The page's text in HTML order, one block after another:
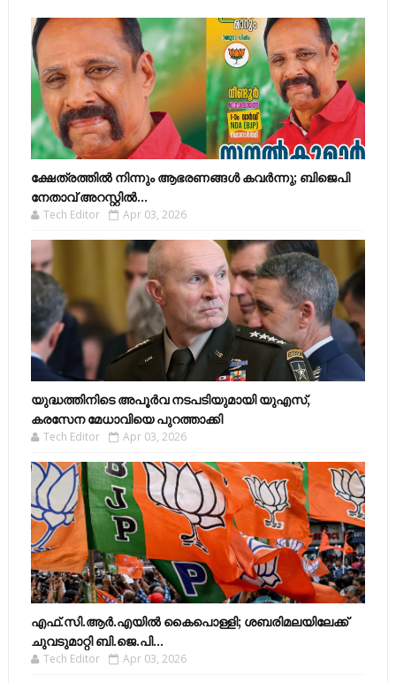
ക്ഷേത്രത്തിൽ നിന്നും ആഭരണങ്ങൾ കവർന്നു; ബിജെപി
നേതാവ് അറസ്റ്റിൽ...
Tech Editor Apr 03, 2026
യുദ്ധത്തിനിടെ അപൂർവ നടപടിയുമായി യുഎസ്,
കരസേന മേധാവിയെ പുറത്താക്കി
Tech Editor Apr 03, 2026
എഫ്​.സി.ആർ.എയിൽ കൈപൊള്ളി; ശബരിമലയിലേക്ക്​
ചുവടുമാറ്റി ബി.ജെ.പി...
Tech Editor Apr 03, 2026